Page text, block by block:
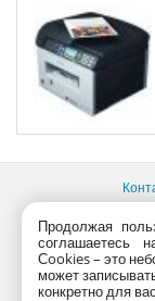
Продолжая
соглашаетесь
Сookies – это
может
конкретно для